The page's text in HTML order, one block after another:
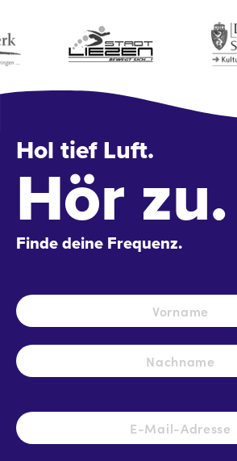
Hol tief Luft.
Hör zu.
Finde deine Frequenz.
Name *
E-
Mail-